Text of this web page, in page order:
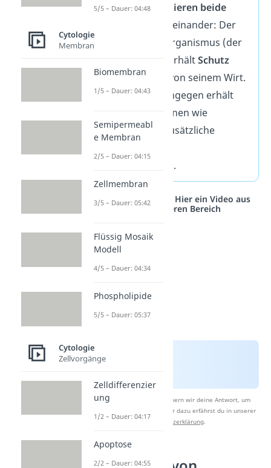
Beziehungprofitieren beide
Organismen voneinander: Der
innen lebende Organismus (der
Endosymbiont) erhältSchutz
und Nährstoffe von seinem Wirt.
Die Wirtszelle hingegen erhält
spezielle Funktionen wie
beispielsweise zusätzliche
Endosymbionten.
Studyflix vernetzt: Hier ein Video aus
einem anderen Bereich
Nach Beantwortung speichern wir deine Antwort, um
Studyflix zu verbessern. Mehr dazu erfährst du in unserer
Datenschutzerklärung.
5/5 – Dauer: 04:48
Cytologie
Membran
Biomembran
1/5 – Dauer: 04:43
Semipermeabl
e Membran
2/5 – Dauer: 04:15
Zellmembran
3/5 – Dauer: 05:42
Flüssig Mosaik
Modell
4/5 – Dauer: 04:34
Phospholipide
5/5 – Dauer: 05:37
Cytologie
Zellvorgänge
Zelldifferenzier
ung
1/2 – Dauer: 04:17
Apoptose
2/2 – Dauer: 04:55